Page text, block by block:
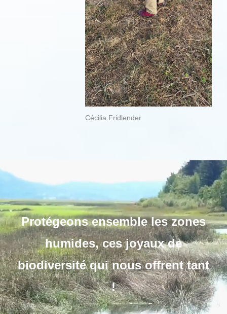
Cécilia Fridlender
Protégeons ensemble les zones
humides, ces joyaux de
biodiversité qui nous offrent tant
!